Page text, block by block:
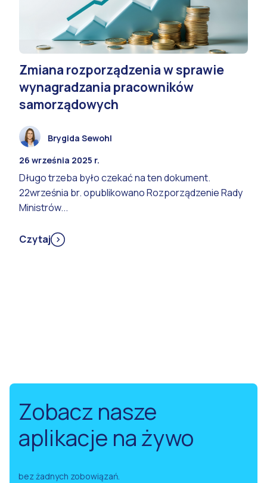
Zmiana rozporządzenia w sprawie
wynagradzania pracowników
samorządowych
Brygida Sewohl
26 września 2025 r.
Długo trzeba było czekać na ten dokument.
22września br. opublikowano Rozporządzenie Rady
Ministrów...
Czytaj
Zobacz nasze
aplikacje na żywo
bez żadnych zobowiązań.